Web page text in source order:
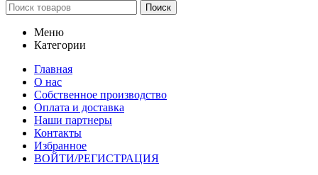
Поиск
Меню
Категории
Главная
О нас
Собственное производство
Оплата и доставка
Наши партнеры
Контакты
Избранное
ВОЙТИ/РЕГИСТРАЦИЯ